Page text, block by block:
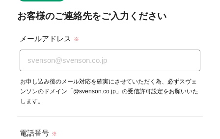
お客様のご連絡先をご入力ください
メールアドレス ※
お申し込み後のメール対応を確実にさせていただく為、必ずスヴェ
ンソンのドメイン「@svenson.co.jp」の受信許可設定をお願いいた
します。
電話番号 ※